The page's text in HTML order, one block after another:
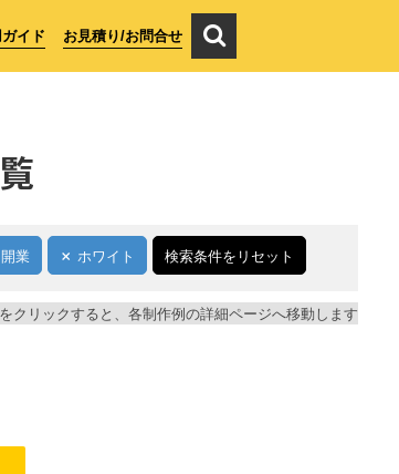
イド お見積り/お問合せ
業 ホワイト 検索条件をリセット
クリックすると、各制作例の詳細ページへ移動します